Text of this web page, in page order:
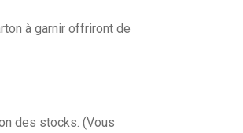
à garnir offriront de
des stocks. (Vous